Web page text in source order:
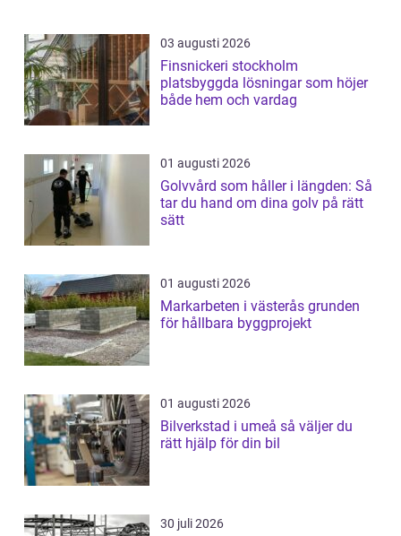
03 augusti 2026
Finsnickeri stockholm
platsbyggda lösningar som höjer
både hem och vardag
01 augusti 2026
Golvvård som håller i längden: Så
tar du hand om dina golv på rätt
sätt
01 augusti 2026
Markarbeten i västerås grunden
för hållbara byggprojekt
01 augusti 2026
Bilverkstad i umeå så väljer du
rätt hjälp för din bil
30 juli 2026